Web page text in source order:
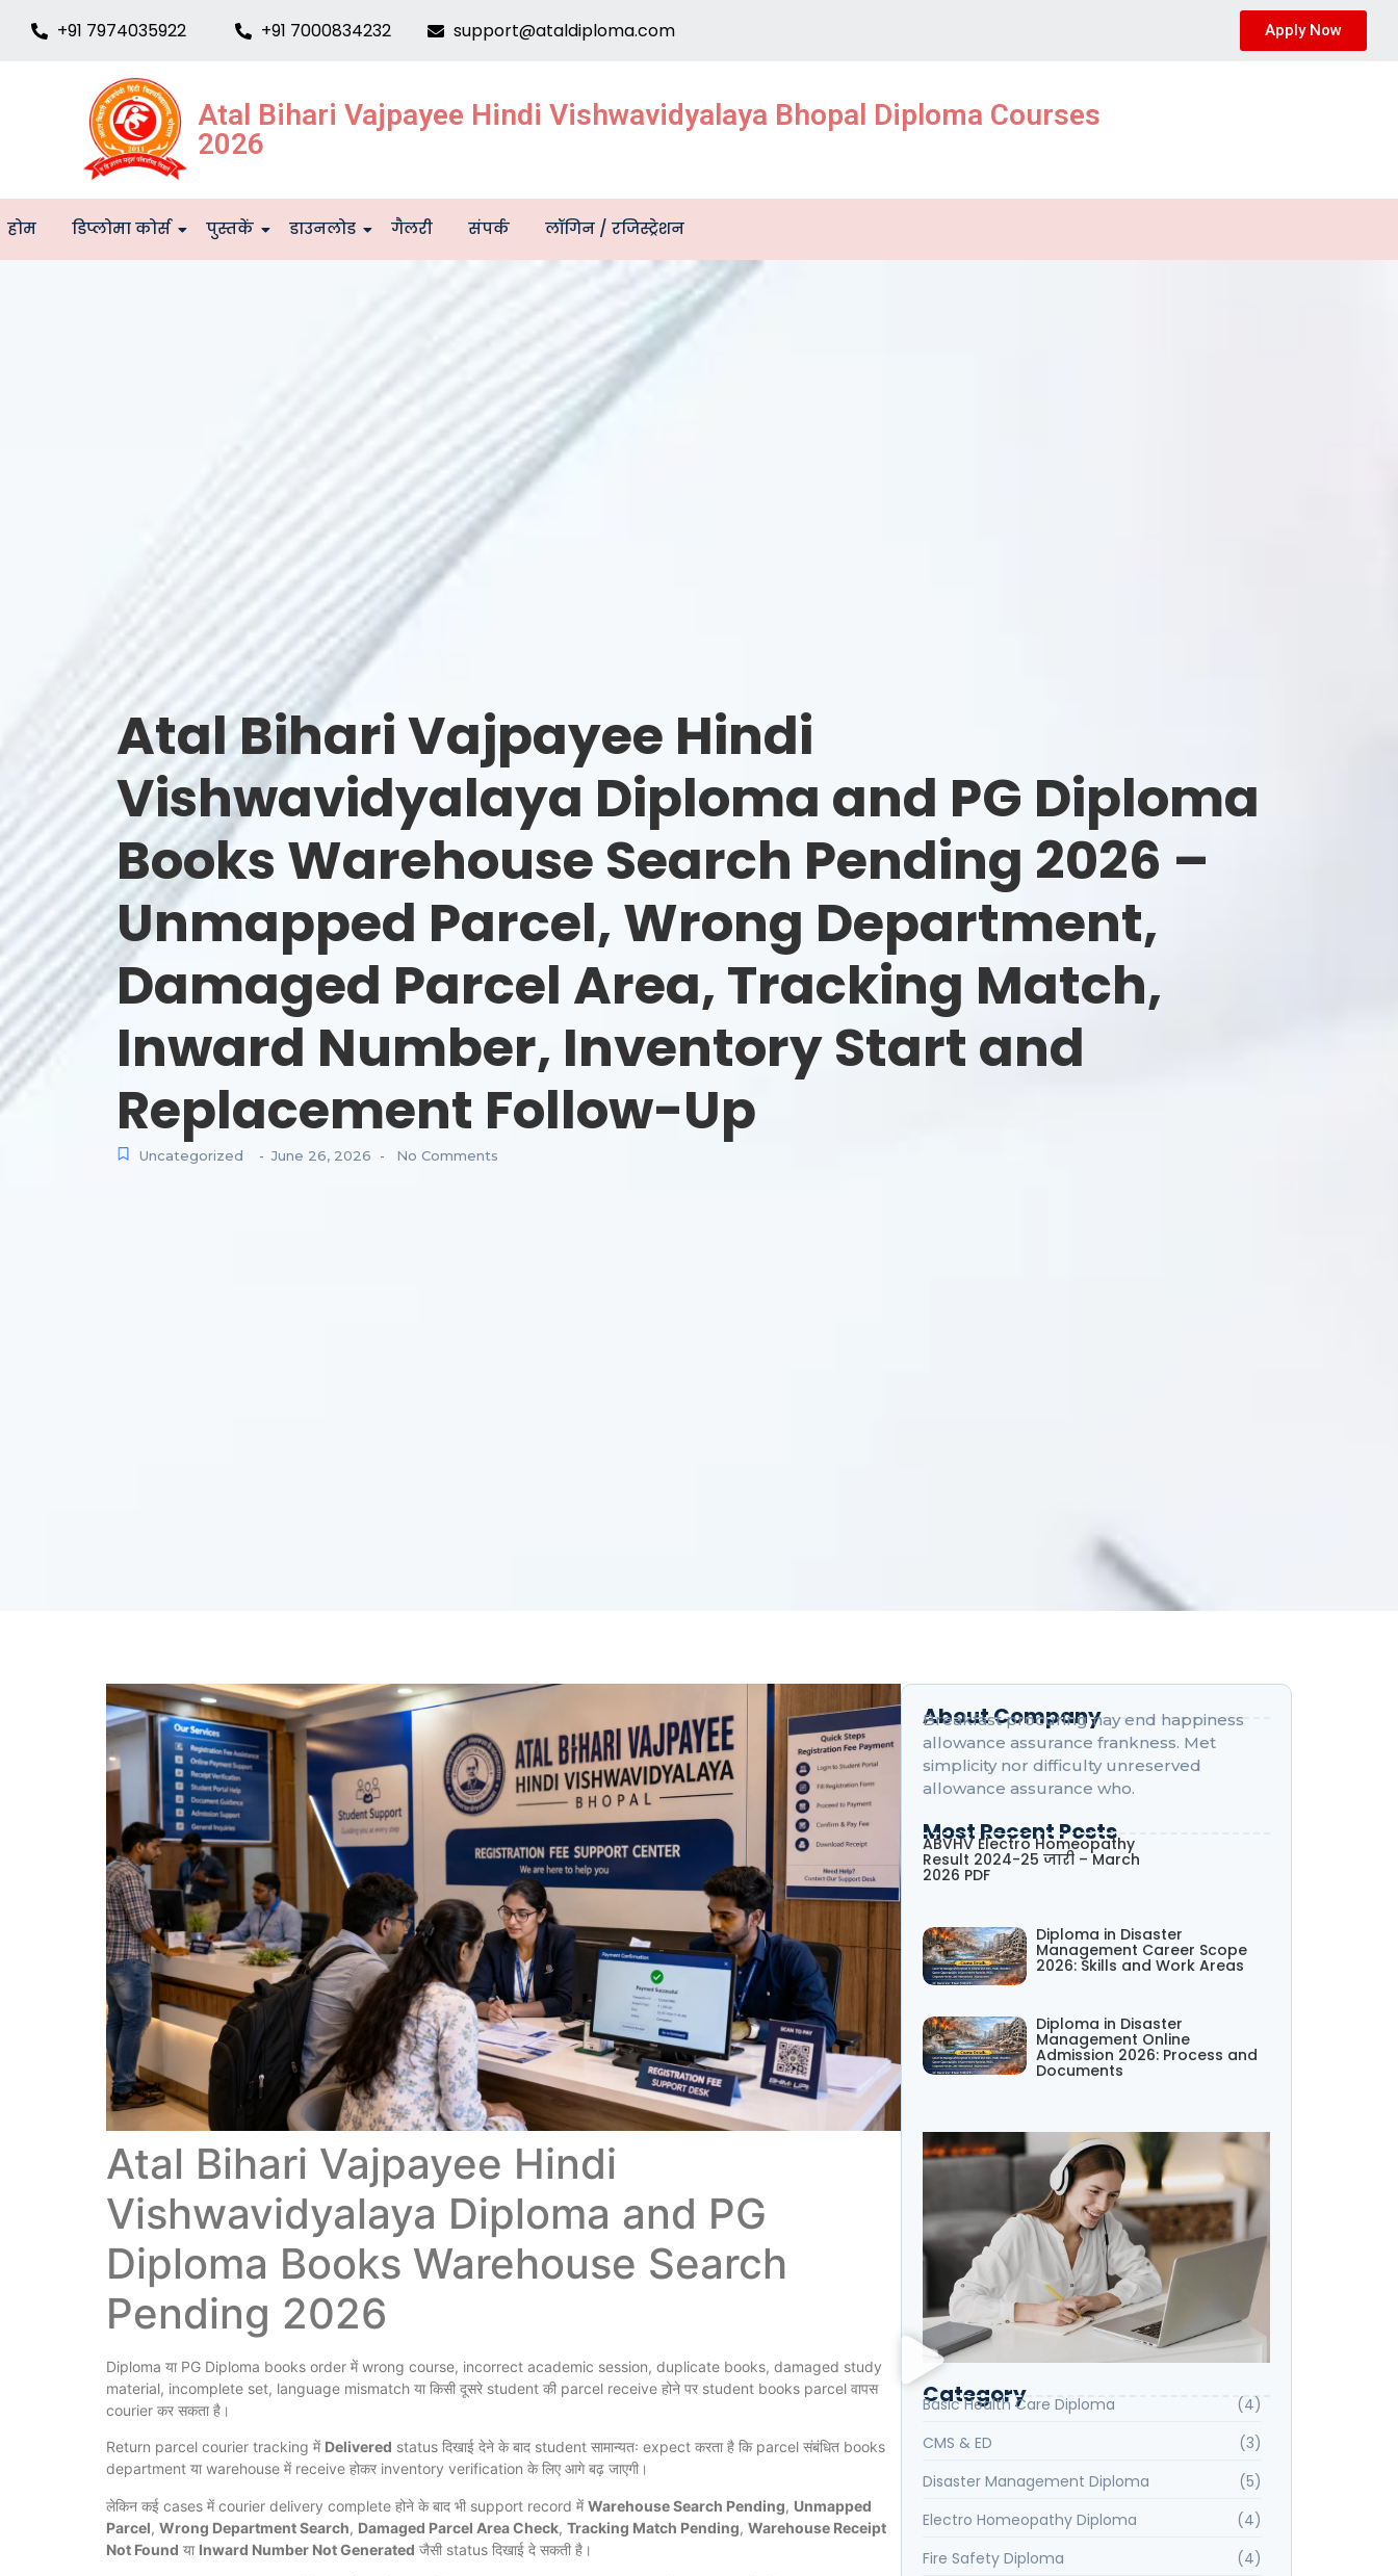
+91 7974035922 +91 7000834232 support@ataldiploma.com Apply Now
Atal Bihari Vajpayee Hindi Vishwavidyalaya Bhopal Diploma Courses
2026
होम डिप्लोमा कोर्स पुस्तकें डाउनलोड गैलरी संपर्क लॉगिन / रजिस्ट्रेशन
Atal Bihari Vajpayee Hindi
Vishwavidyalaya Diploma and PG Diploma
Books Warehouse Search Pending 2026 –
Unmapped Parcel, Wrong Department,
Damaged Parcel Area, Tracking Match,
Inward Number, Inventory Start and
Replacement Follow-Up
Uncategorized - June 26, 2026 - No Comments
Atal Bihari Vajpayee Hindi
Vishwavidyalaya Diploma and PG
Diploma Books Warehouse Search
Pending 2026
Diploma या PG Diploma books order में wrong course, incorrect academic session, duplicate books, damaged study
material, incomplete set, language mismatch या किसी दूसरे student की parcel receive होने पर student books parcel वापस
courier कर सकता है।
Return parcel courier tracking में Delivered status दिखाई देने के बाद student सामान्यतः expect करता है कि parcel संबंधित books
department या warehouse में receive होकर inventory verification के लिए आगे बढ़ जाएगी।
लेकिन कई cases में courier delivery complete होने के बाद भी support record मेंWarehouse Search Pending, Unmapped
Parcel, Wrong Department Search, Damaged Parcel Area Check, Tracking Match Pending, Warehouse Receipt
Not Found या Inward Number Not Generated जैसी status दिखाई दे सकती है।
About Company
Breakfast procuring nay end happiness
allowance assurance frankness. Met
simplicity nor difficulty unreserved
allowance assurance who.
Most Recent Posts
ABVHV Electro Homeopathy
Result 2024-25 जारी – March
2026 PDF
Diploma in Disaster
Management Career Scope
2026: Skills and Work Areas
Diploma in Disaster
Management Online
Admission 2026: Process and
Documents
Category
Basic Health Care Diploma
(4)
CMS & ED
(3)
Disaster Management Diploma
(5)
Electro Homeopathy Diploma
(4)
Fire Safety Diploma
(4)